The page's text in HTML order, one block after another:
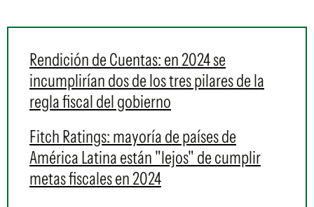
Rendición de Cuentas: en 2024 se
incumplirían dos de los tres pilares de la
regla fiscal del gobierno
Fitch Ratings: mayoría de países de
América Latina están "lejos" de cumplir
metas fiscales en 2024